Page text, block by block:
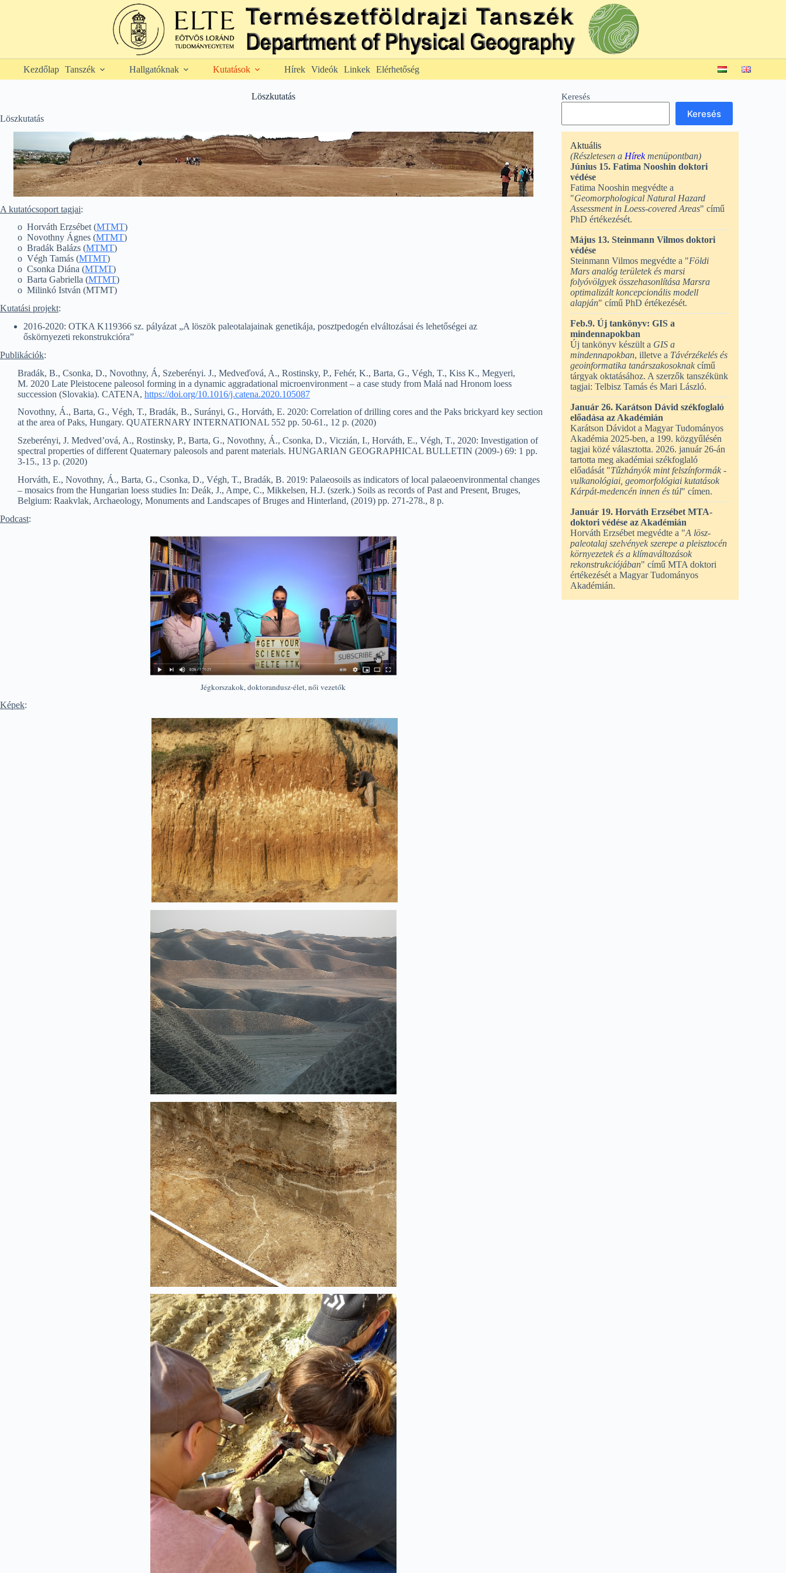
Kezdőlap Tanszék Hallgatóknak Kutatások Hírek Videók Linkek Elérhetőség
Löszkutatás
Löszkutatás
A kutatócsoport tagjai:
o Horváth Erzsébet (MTMT)
o Novothny Ágnes (MTMT)
o Bradák Balázs (MTMT)
o Végh Tamás (MTMT)
o Csonka Diána (MTMT)
o Barta Gabriella (MTMT)
o Milinkó István (MTMT)
Kutatási projekt:
2016-2020: OTKA K119366 sz. pályázat „A löszök paleotalajainak genetikája, posztpedogén elváltozásai és lehetőségei az
őskörnyezeti rekonstrukcióra”
Publikációk:
Bradák, B., Csonka, D., Novothny, Á, Szeberényi. J., Medveďová, A., Rostinsky, P., Fehér, K., Barta, G., Végh, T., Kiss K., Megyeri,
M. 2020 Late Pleistocene paleosol forming in a dynamic aggradational microenvironment – a case study from Malá nad Hronom loess
succession (Slovakia). CATENA, https://doi.org/10.1016/j.catena.2020.105087
Novothny, Á., Barta, G., Végh, T., Bradák, B., Surányi, G., Horváth, E. 2020: Correlation of drilling cores and the Paks brickyard key section
at the area of Paks, Hungary. QUATERNARY INTERNATIONAL 552 pp. 50-61., 12 p. (2020)
Szeberényi, J. Medved’ová, A., Rostinsky, P., Barta, G., Novothny, Á., Csonka, D., Viczián, I., Horváth, E., Végh, T., 2020: Investigation of
spectral properties of different Quaternary paleosols and parent materials. HUNGARIAN GEOGRAPHICAL BULLETIN (2009-) 69: 1 pp.
3-15., 13 p. (2020)
Horváth, E., Novothny, Á., Barta, G., Csonka, D., Végh, T., Bradák, B. 2019: Palaeosoils as indicators of local palaeoenvironmental changes
– mosaics from the Hungarian loess studies In: Deák, J., Ampe, C., Mikkelsen, H.J. (szerk.) Soils as records of Past and Present, Bruges,
Belgium: Raakvlak, Archaeology, Monuments and Landscapes of Bruges and Hinterland, (2019) pp. 271-278., 8 p.
Podcast:
Jégkorszakok, doktorandusz-élet, női vezetők
Képek:
Keresés
Keresés
Aktuális
(Részletesen a Hírekmenüpontban)
Június 15. Fatima Nooshin doktori
védése
Fatima Nooshin megvédte a
"Geomorphological Natural Hazard
Assessment in Loess-covered Areas" című
PhD értékezését.
Május 13. Steinmann Vilmos doktori
védése
Steinmann Vilmos megvédte a "Földi
Mars analóg területek és marsi
folyóvölgyek összehasonlítása Marsra
optimalizált koncepcionális modell
alapján" című PhD értékezését.
Feb.9. Új tankönyv: GIS a
mindennapokban
Új tankönyv készült a GIS a
mindennapokban, illetve a Távérzékelés és
geoinformatika tanárszakosoknak című
tárgyak oktatásához. A szerzők tanszékünk
tagjai: Telbisz Tamás és Mari László.
Január 26. Karátson Dávid székfoglaló
előadása az Akadémián
Karátson Dávidot a Magyar Tudományos
Akadémia 2025-ben, a 199. közgyűlésén
tagjai közé választotta. 2026. január 26-án
tartotta meg akadémiai székfoglaló
előadását "Tűzhányók mint felszínformák -
vulkanológiai, geomorfológiai kutatások
Kárpát-medencén innen és túl" címen.
Január 19. Horváth Erzsébet MTA-
doktori védése az Akadémián
Horváth Erzsébet megvédte a "A lösz-
paleotalaj szelvények szerepe a pleisztocén
környezetek és a klímaváltozások
rekonstrukciójában" című MTA doktori
értékezését a Magyar Tudományos
Akadémián.